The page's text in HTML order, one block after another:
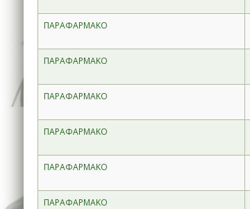
ΠΑΡΑΦΑΡΜΑΚΟ
ΠΑΡΑΦΑΡΜΑΚΟ
ΠΑΡΑΦΑΡΜΑΚΟ
ΠΑΡΑΦΑΡΜΑΚΟ
ΠΑΡΑΦΑΡΜΑΚΟ
ΠΑΡΑΦΑΡΜΑΚΟ